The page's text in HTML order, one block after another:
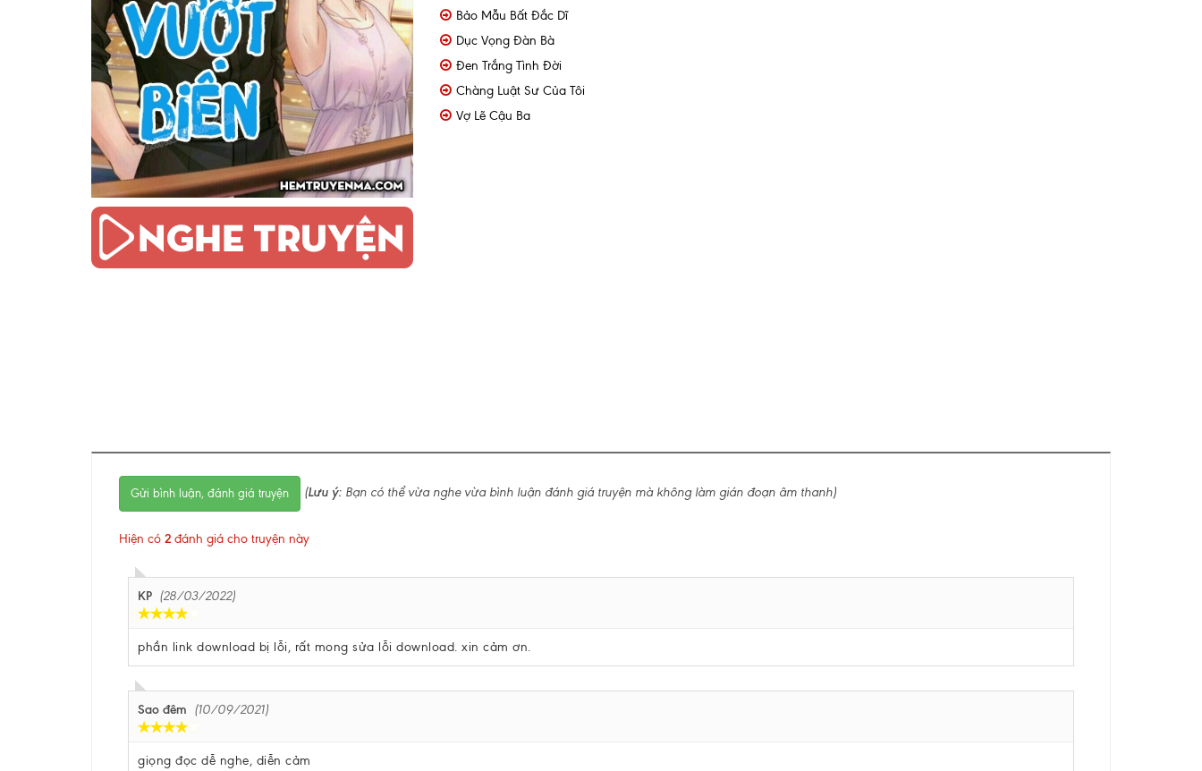
Bảo Mẫu Bất Đắc Dĩ
Dục Vọng Đàn Bà
Đen Trắng Tình Đời
Chàng Luật Sư Của Tôi
Vợ Lẽ Cậu Ba
Gửi bình luận, đánh giá truyện (Lưu ý: Bạn có thể vừa nghe vừa bình luận đánh giá truyện mà không làm gián đoạn âm thanh)
Hiện có 2 đánh giá cho truyện này
KP (28/03/2022)
phần link download bị lỗi, rất mong sửa lỗi download. xin cảm ơn.
Sao đêm (10/09/2021)
giọng đọc dễ nghe, diễn cảm